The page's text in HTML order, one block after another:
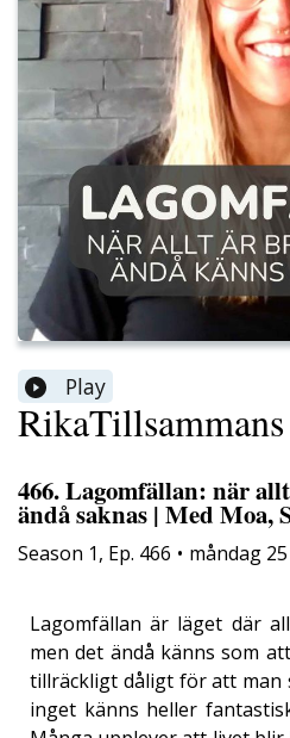
Play
RikaTillsammans
466. Lagomfällan: när
ändå saknas | Med Moa,
Season 1, Ep. 466 • måndag
Lagomfällan är läget där
men det ändå känns som
tillräckligt dåligt för att man
inget känns heller